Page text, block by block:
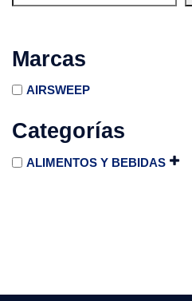
Marcas
AIRSWEEP
Categorías
ALIMENTOS Y BEBIDAS